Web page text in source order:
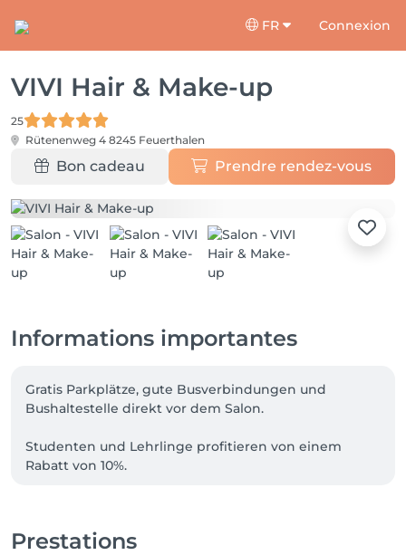
FR Connexion
VIVI Hair & Make-up
25
Rütenenweg 4 8245 Feuerthalen
Bon cadeau Prendre rendez-vous
Informations importantes
Gratis Parkplätze, gute Busverbindungen und
Bushaltestelle direkt vor dem Salon.
Studenten und Lehrlinge profitieren von einem
Rabatt von 10%.
verschiebungen mindestens 24 Stunden im Voraus
Prestations